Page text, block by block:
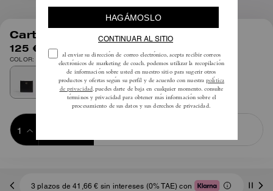
Cartera Slim Esencial
125 €
COLOR: Latón/Negro
3 plazos de 41,66 € sin intereses (0% TAE) con